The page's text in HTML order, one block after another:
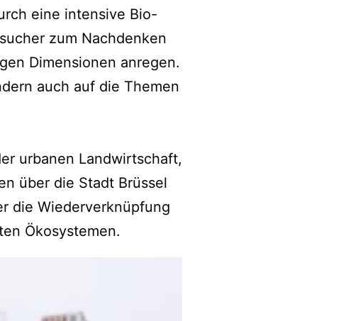
eine intensive Bio-
zum Nachdenken
Dimensionen anregen.
auch auf die Themen
urbanen Landwirtschaft,
über die Stadt Brüssel
die Wiederverknüpfung
Ökosystemen.